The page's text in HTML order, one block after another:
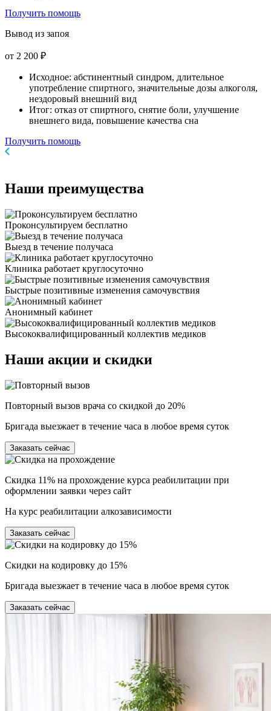
Получить помощь
Вывод из запоя
от 2 200 ₽
Исходное: абстинентный синдром, длительное
употребление спиртного, значительные дозы алкоголя,
нездоровый внешний вид
Итог: отказ от спиртного, снятие боли, улучшение
внешнего вида, повышение качества сна
Получить помощь
Наши преимущества
Проконсультируем бесплатно
Выезд в течение получаса
Клиника работает круглосуточно
Быстрые позитивные изменения самочувствия
Анонимный кабинет
Высококвалифицированный коллектив медиков
Наши акции и скидки
Повторный вызов врача со скидкой до 20%
Бригада выезжает в течение часа в любое время суток
Заказать сейчас
Скидка 11% на прохождение курса реабилитации при
оформлении заявки через сайт
На курс реабилитации алкозависимости
Заказать сейчас
Скидки на кодировку до 15%
Бригада выезжает в течение часа в любое время суток
Заказать сейчас